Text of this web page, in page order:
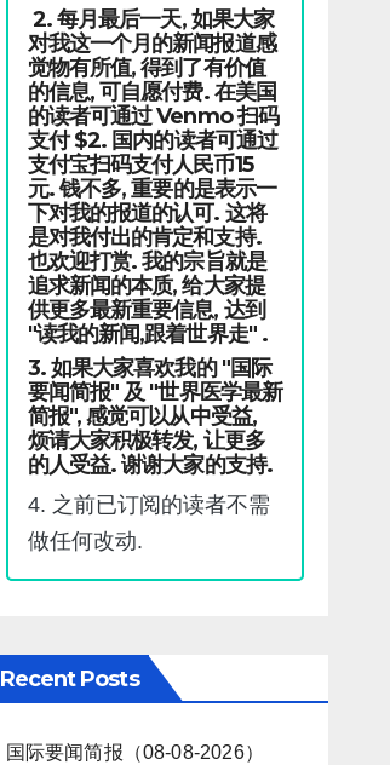
2. 每月最后一天, 如果大家
对我这一个月的新闻报道感
觉物有所值, 得到了有价值
的信息, 可自愿付费. 在美国
的读者可通过 Venmo 扫码
支付 $2. 国内的读者可通过
支付宝扫码支付人民币15
元. 钱不多, 重要的是表示一
下对我的报道的认可. 这将
是对我付出的肯定和支持.
也欢迎打赏. 我的宗旨就是
追求新闻的本质, 给大家提
供更多最新重要信息, 达到
"读我的新闻,跟着世界走" .
3. 如果大家喜欢我的 "国际
要闻简报" 及 "世界医学最新
简报", 感觉可以从中受益,
烦请大家积极转发, 让更多
的人受益. 谢谢大家的支持.
4. 之前已订阅的读者不需
做任何改动.
Recent Posts
国际要闻简报（08-08-2026）